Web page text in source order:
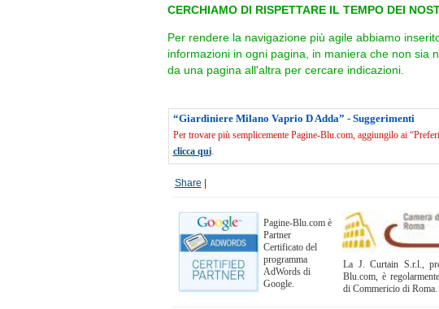
CERCHIAMO DI RISPETTARE IL TEMPO DEI
Per rendere la navigazione più agile abbiamo
informazioni in ogni pagina, in maniera che non sia
da una pagina all'altra per cercare indicazioni.
“Giardiniere Milano Vaprio D Adda” - Suggerimenti
Per trovare più semplicemente Pagine-Blu.com, aggiungilo ai
clicca qui.
Share
Pagine-Blu.com è
Partner
Certificato del
programma
AdWords di
Google.
La J. Curtain S.r.l.,
Blu.com, è
di Commericio di Roma.